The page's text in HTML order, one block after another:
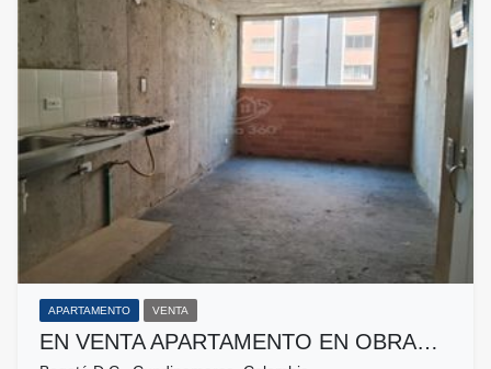
APARTAMENTO VENTA
EN VENTA APARTAMENTO EN OBRA…